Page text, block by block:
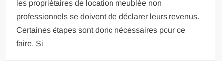
les propriétaires de location meublée non
professionnels se doivent de déclarer leurs revenus.
Certaines étapes sont donc nécessaires pour ce
faire. Si